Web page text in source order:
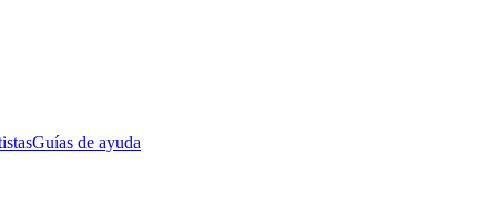
Guías de ayuda